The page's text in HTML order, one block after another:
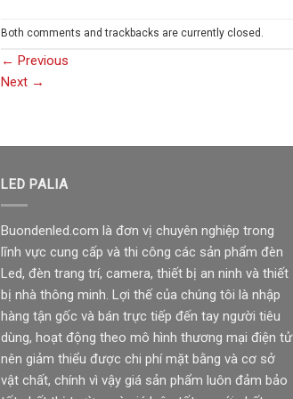
Both comments and trackbacks are currently closed.
← Previous
Next →
LED PALIA
Buondenled.com là đơn vị chuyên nghiệp trong
lĩnh vực cung cấp và thi công các sản phẩm đèn
Led, đèn trang trí, camera, thiết bị an ninh và thiết
bị nhà thông minh. Lợi thế của chúng tôi là nhập
hàng tận gốc và bán trực tiếp đến tay người tiêu
dùng, hoạt động theo mô hình thương mại điện tử
nên giảm thiểu được chi phí mặt bằng và cơ sở
vật chất, chính vì vậy giá sản phẩm luôn đảm bảo